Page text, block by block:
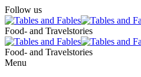
Follow us
Food- and Travelstories
Food- and Travelstories
Menu